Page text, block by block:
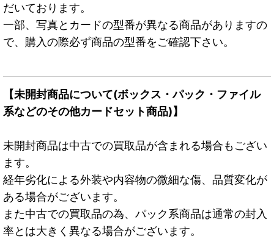
だいております。
一部、写真とカードの型番が異なる商品がありますの
で、購入の際必ず商品の型番をご確認下さい。
【未開封商品について(ボックス・パック・ファイル
系などのその他カードセット商品)】
未開封商品は中古での買取品が含まれる場合もござい
ます。
経年劣化による外装や内容物の微細な傷、品質変化が
ある場合がございます。
また中古での買取品の為、パック系商品は通常の封入
率とは大きく異なる場合がございます。